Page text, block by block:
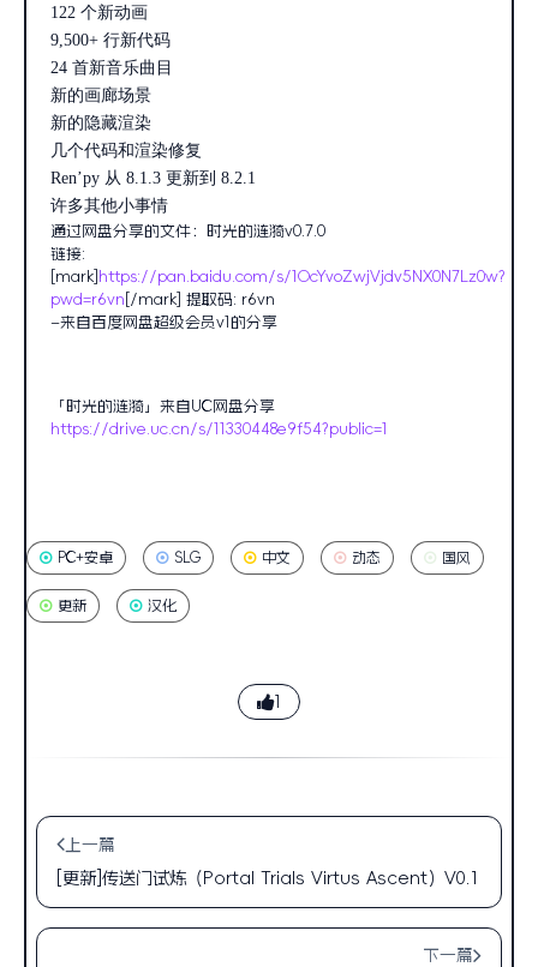
122 个新动画
9,500+ 行新代码
24 首新音乐曲目
新的画廊场景
新的隐藏渲染
几个代码和渲染修复
Ren’py 从 8.1.3 更新到 8.2.1
许多其他小事情
通过网盘分享的文件：时光的涟漪v0.7.0
链接:
[mark] https://pan.baidu.com/s/1OcYvoZwjVjdv5NX0N7Lz0w?
pwd=r6vn [/mark] 提取码: r6vn
–来自百度网盘超级会员v1的分享
「时光的涟漪」来自UC网盘分享
https://drive.uc.cn/s/11330448e9f54?public=1
PC+安卓 SLG 中文 动态 国风
更新 汉化
1
上一篇
[更新]传送门试炼（Portal Trials Virtus Ascent）V0.1
下一篇